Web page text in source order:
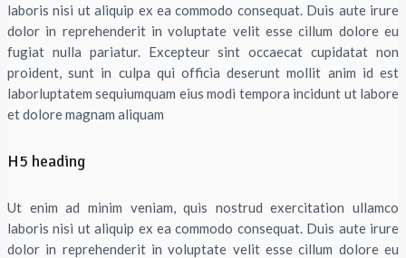
laboris nisi ut aliquip ex ea commodo consequat. Duis aute irure
dolor in reprehenderit in voluptate velit esse cillum dolore eu
fugiat nulla pariatur. Excepteur sint occaecat cupidatat non
proident, sunt in culpa qui officia deserunt mollit anim id est
laborluptatem sequiumquam eius modi tempora incidunt ut labore
et dolore magnam aliquam
H5 heading
Ut enim ad minim veniam, quis nostrud exercitation ullamco
laboris nisi ut aliquip ex ea commodo consequat. Duis aute irure
dolor in reprehenderit in voluptate velit esse cillum dolore eu